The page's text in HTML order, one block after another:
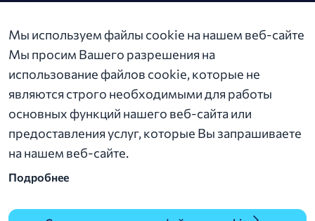
Устойчивость
Новости
Alexela AS
Roseni 11, 10111 Tallinn
+ 372 629 0000
Мы используем файлы cookie на нашем веб-сайте
Мы просим Вашего разрешения на
использование файлов cookie, которые не
являются строго необходимыми для работы
основных функций нашего веб-сайта или
предоставления услуг, которые Вы запрашиваете
на нашем веб-сайте.
Подробнее